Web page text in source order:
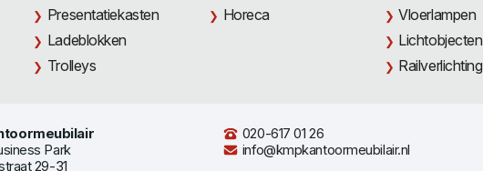
Presentatiekasten
Ladeblokken
Trolleys
Horeca
Vloerlampen
Lichtobjecten
Railverlichting
Park
29-31
020-617 01 26
info@kmpkantoormeubilair.nl